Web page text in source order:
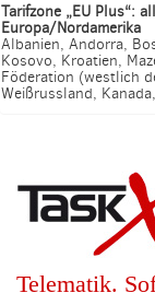
Tarifzone „EU Plus“:
Europa/Nordamerika
Albanien, Andorra,
Kosovo, Kroatien,
Föderation (westlich
Weißrussland,
Telematik.